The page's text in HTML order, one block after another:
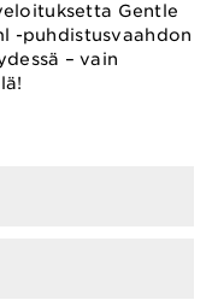
Gentle
-puhdistusvaahdon
– vain